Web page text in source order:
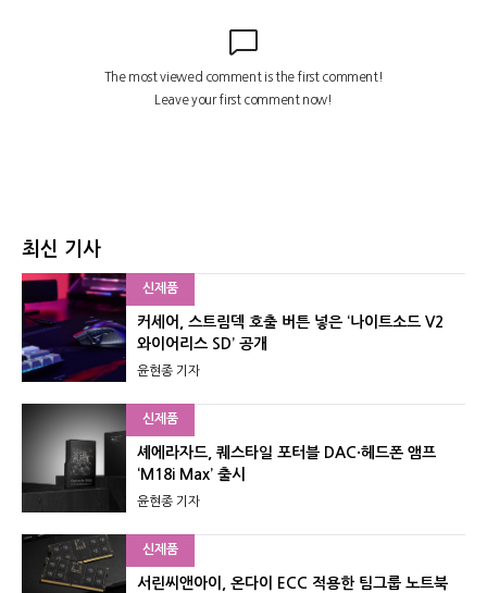
최신 기사
신제품
커세어, 스트림덱 호출 버튼 넣은 ‘나이트소드 V2
와이어리스 SD’ 공개
윤현종 기자
신제품
셰에라자드, 퀘스타일 포터블 DAC·헤드폰 앰프
‘M18i Max’ 출시
윤현종 기자
신제품
서린씨앤아이, 온다이 ECC 적용한 팀그룹 노트북